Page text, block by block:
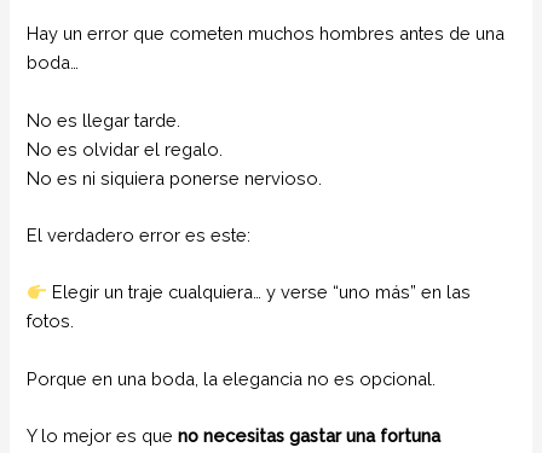
Hay un error que cometen muchos hombres antes de una
boda…
No es llegar tarde.
No es olvidar el regalo.
No es ni siquiera ponerse nervioso.
El verdadero error es este:
Elegir un traje cualquiera… y verse “uno más” en las
fotos.
Porque en una boda, la elegancia no es opcional.
Y lo mejor es queno necesitas gastar una fortuna